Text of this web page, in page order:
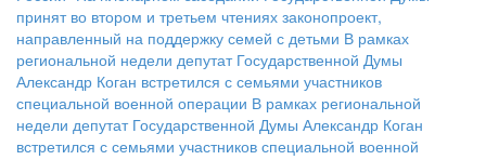
принят во втором и третьем чтениях законопроект,
направленный на поддержку семей с детьми В рамках
региональной недели депутат Государственной Думы
Александр Коган встретился с семьями участников
специальной военной операции В рамках региональной
недели депутат Государственной Думы Александр Коган
встретился с семьями участников специальной военной